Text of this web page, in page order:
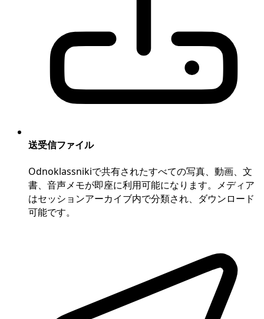
送受信ファイル
Odnoklassnikiで共有されたすべての写真、動画、文
書、音声メモが即座に利用可能になります。メディア
はセッションアーカイブ内で分類され、ダウンロード
可能です。